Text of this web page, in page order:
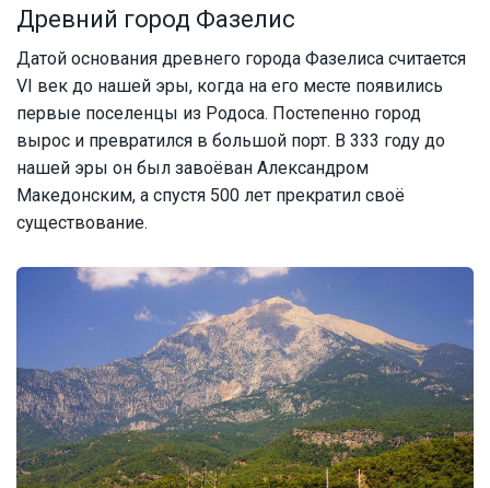
Древний город Фазелис
Датой основания древнего города Фазелиса считается
VI век до нашей эры, когда на его месте появились
первые поселенцы из Родоса. Постепенно город
вырос и превратился в большой порт. В 333 году до
нашей эры он был завоёван Александром
Македонским, а спустя 500 лет прекратил своё
существование.